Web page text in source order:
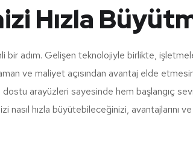
Hızla
bir adım. Gelişen teknolojiyle birlikte,
ve maliyet açısından avantaj elde
dostu arayüzleri sayesinde hem başlangıç
nasıl hızla büyütebileceğinizi, avantajlarını